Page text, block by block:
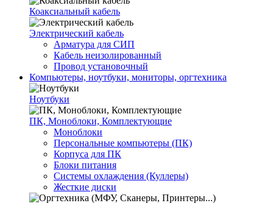
Коаксиальный кабель
Электрический кабель
Арматура для СИП
Кабель неизолированный
Провод установочный
Компьютеры, ноутбуки, мониторы, оргтехника
Ноутбуки
ПК, Моноблоки, Комплектующие
Моноблоки
Персональные компьютеры (ПК)
Корпуса для ПК
Блоки питания
Системы охлаждения (Куллеры)
Жесткие диски